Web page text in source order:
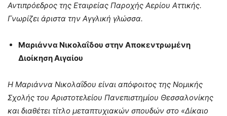
Αντιπρόεδρος της Εταιρείας Παροχής Αερίου Αττικής.
Γνωρίζει άριστα την Αγγλική γλώσσα.
Μαριάννα Νικολαΐδου στην Αποκεντρωμένη
Διοίκηση Αιγαίου
Η Μαριάννα Νικολαΐδου είναι απόφοιτος της Νομικής
Σχολής του Αριστοτελείου Πανεπιστημίου Θεσσαλονίκης
και διαθέτει τίτλο μεταπτυχιακών σπουδών στο «Δίκαιο